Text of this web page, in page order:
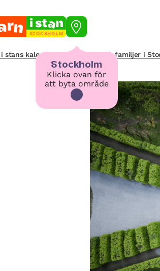
STOCKHOLM
Stockholm
Klicka ovan för
att byta område
i stans kalendarium för barn och familjer i